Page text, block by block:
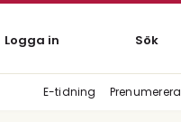
Logga in Sök
E-tidning Prenumerera